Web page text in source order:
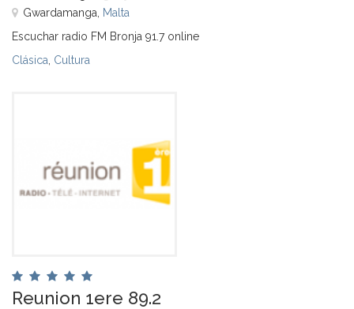
Gwardamanga, Malta
Escuchar radio FM Bronja 91.7 online
Clásica Cultura
Reunion 1ere 89.2